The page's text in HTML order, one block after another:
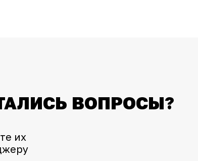
ВОПРОСЫ?
их